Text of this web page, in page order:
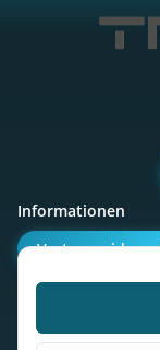
Informationen
Vertrag